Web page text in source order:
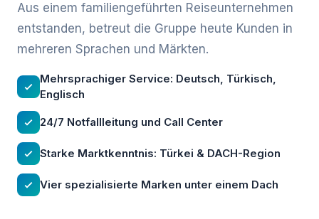
Aus einem familiengeführten Reiseunternehmen
entstanden, betreut die Gruppe heute Kunden in
mehreren Sprachen und Märkten.
Mehrsprachiger Service: Deutsch, Türkisch,
Englisch
24/7 Notfallleitung und Call Center
Starke Marktkenntnis: Türkei & DACH-Region
Vier spezialisierte Marken unter einem Dach